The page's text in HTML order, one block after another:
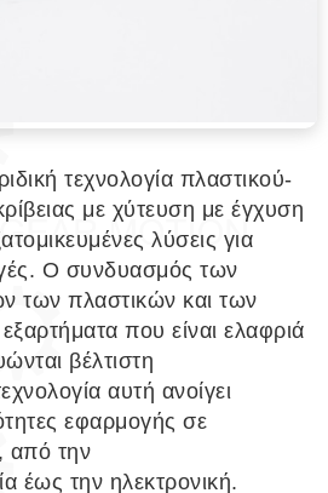
τεχνολογία πλαστικού-
με χύτευση με έγχυση
λύσεις για
Ο συνδυασμός των
των πλαστικών και των
που είναι ελαφριά
βέλτιστη
αυτή ανοίγει
εφαρμογής σε
από την
έως την ηλεκτρονική.